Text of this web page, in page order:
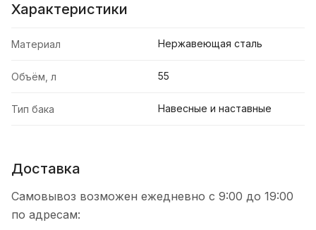
Характеристики
Материал Нержавеющая сталь
Объём, л 55
Тип бака Навесные и наставные
Доставка
Самовывоз возможен ежедневно с 9:00 до 19:00
по адресам: